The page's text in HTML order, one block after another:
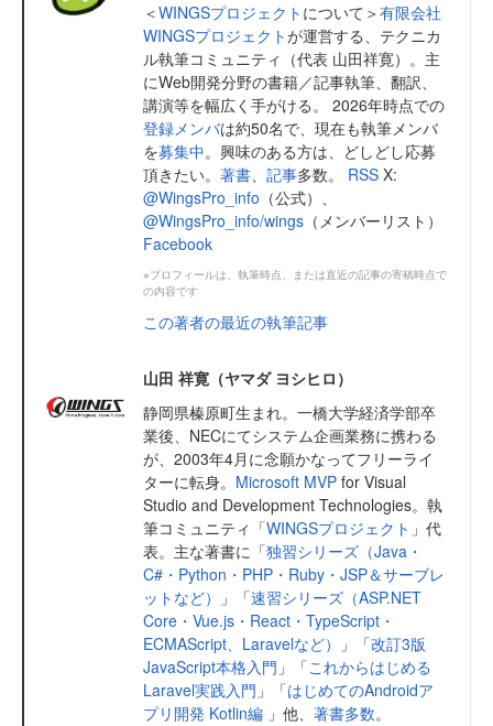
＜WINGSプロジェクト について＞有限会社
WINGSプロジェクトが運営する、テクニカ
ル執筆コミュニティ（代表 山田祥寛）。主
にWeb開発分野の書籍／記事執筆、翻訳、
講演等を幅広く手がける。 2026年時点での
登録メンバは約50名で、現在も執筆メンバ
を募集中。興味のある方は、どしどし応募
頂きたい。 著書、 記事多数。 RSS X:
@WingsPro_info （公式）、
@WingsPro_info/wings （メンバーリスト）
Facebook
※プロフィールは、執筆時点、または直近の記事の寄稿時点で
の内容です
この著者の最近の執筆記事
山田 祥寛（ヤマダ ヨシヒロ）
静岡県榛原町生まれ。一橋大学経済学部卒
業後、NECにてシステム企画業務に携わる
が、2003年4月に念願かなってフリーライ
ターに転身。 Microsoft MVP for Visual
Studio and Development Technologies。執
筆コミュニティ「WINGSプロジェクト 」代
表。主な著書に「独習シリーズ（Java・
C#・Python・PHP・Ruby・JSP＆サーブレ
ットなど）
」「速習シリーズ（ASP.NET
Core・Vue.js・React・TypeScript・
ECMAScript、Laravelなど）
」「改訂3版
JavaScript本格入門 」「これからはじめる
Laravel実践入門 」「はじめてのAndroidア
プリ開発 Kotlin編 」他、 著書多数。